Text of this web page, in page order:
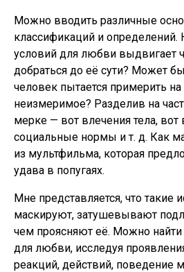
Можно вводить различные
классификаций и
условий для любви выдвигает
добраться до её сути? Может
человек пытается примерить на
неизмеримое? Разделив на
мерке — вот влечения тела,
социальные нормы и т. д. Как
из мультфильма, которая
удава в попугаях.
Мне представляется, что такие
маскируют, затушевывают
чем проясняют её. Можно
для любви, исследуя
реакций, действий, поведение